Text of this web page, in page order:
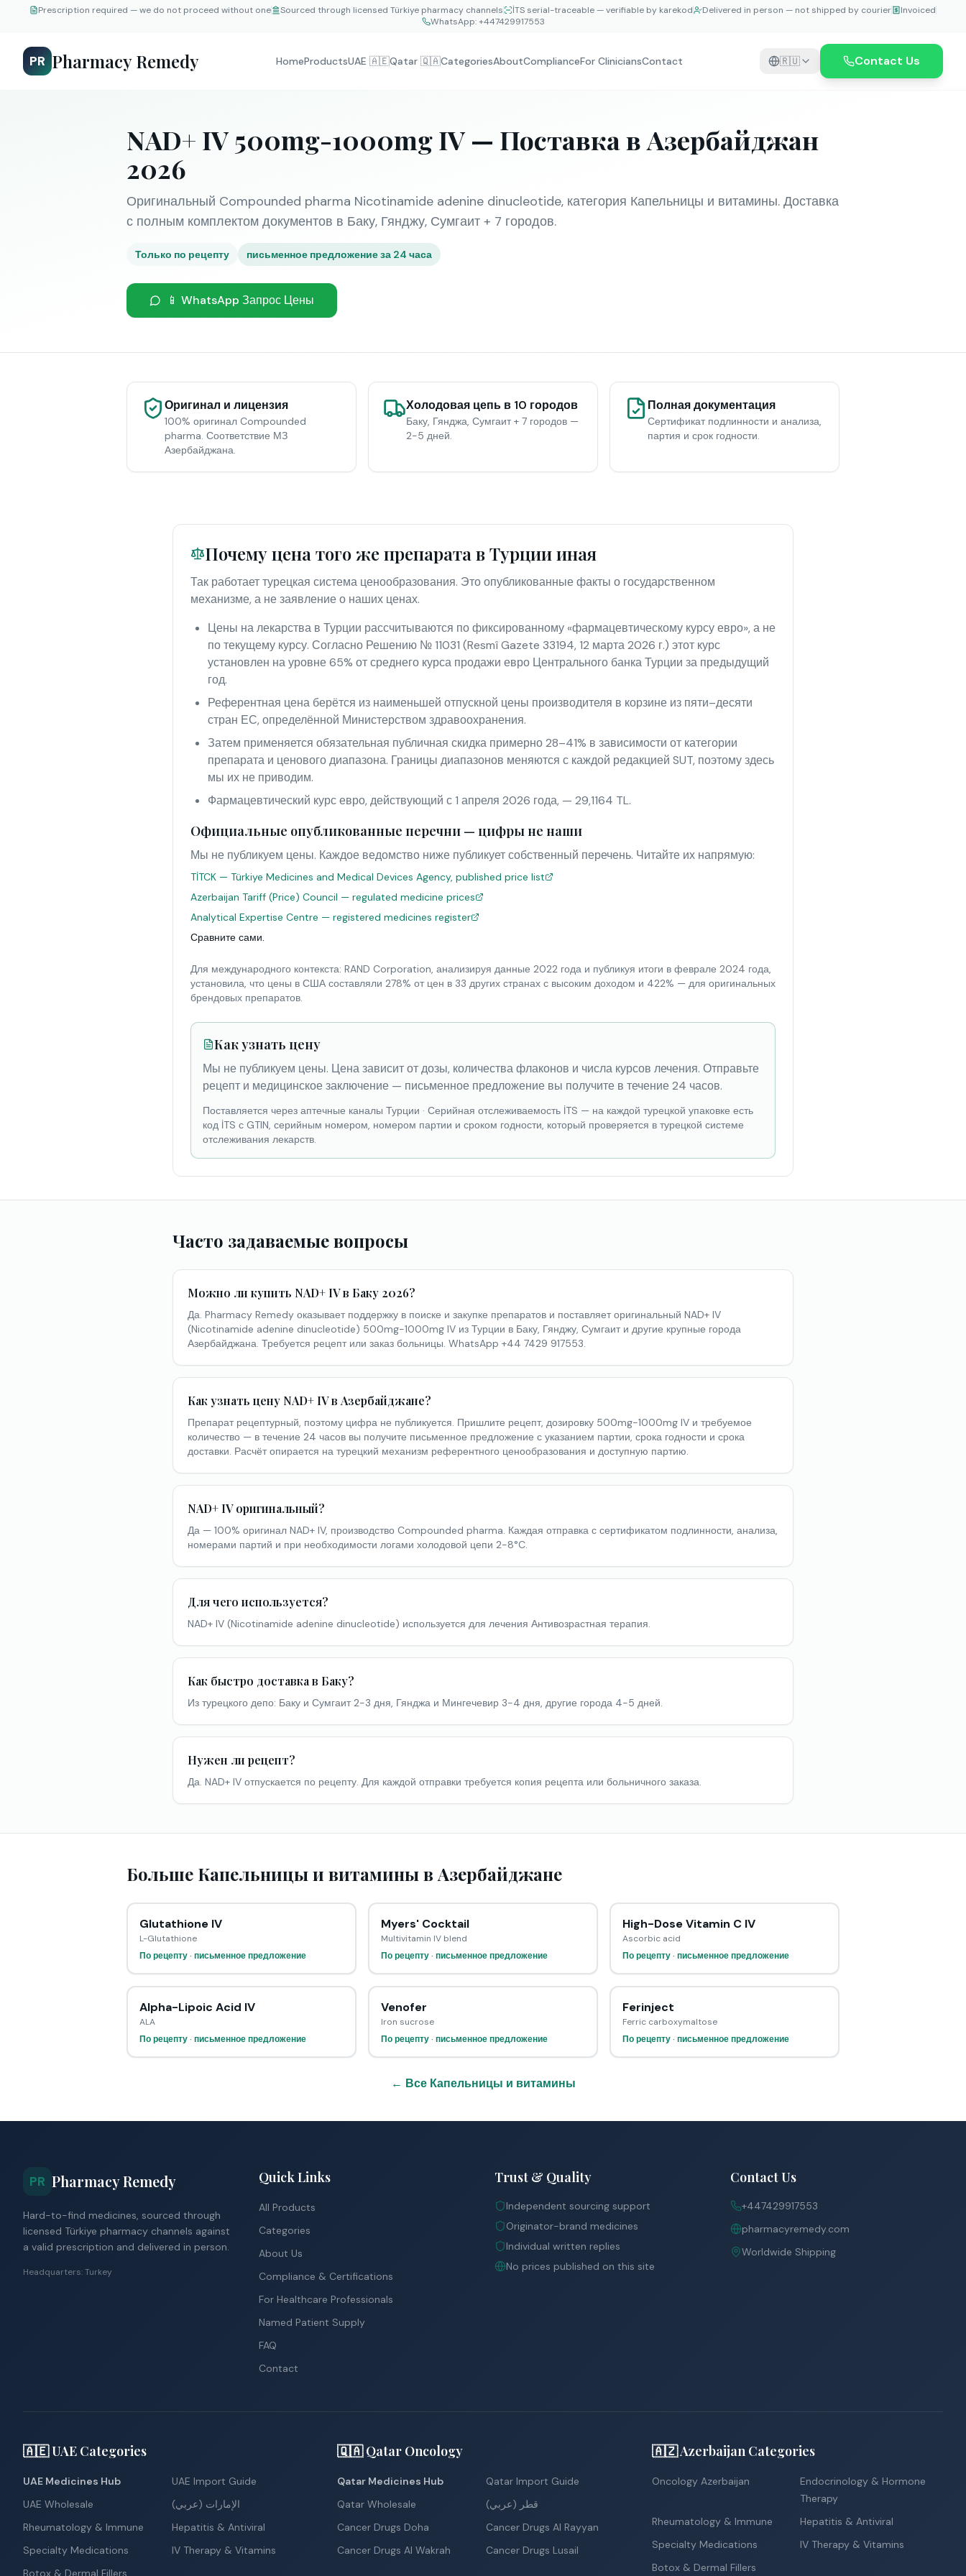
Prescription required — we do not proceed without one Sourced through licensed Türkiye pharmacy channels İTS serial-traceable — verifiable by karekod Delivered in person — not shipped by courier
Invoiced
WhatsApp:+447429917553
PR Pharmacy Remedy HomeProductsUAE 🇦🇪Qatar 🇶🇦CategoriesAboutComplianceFor CliniciansContact 🇷🇺 Contact Us
NAD+ IV 500mg-1000mg IV — Поставка в Азербайджан
2026
Оригинальный Compounded pharma Nicotinamide adenine dinucleotide, категория Капельницы и витамины. Доставка
с полным комплектом документов в Баку, Гянджу, Сумгаит + 7 городов.
Только по рецепту письменное предложение за 24 часа
📱 WhatsApp Запрос Цены
Оригинал и лицензия
100% оригинал Compounded
pharma. Соответствие МЗ
Азербайджана.
Холодовая цепь в 10 городов
Баку, Гянджа, Сумгаит + 7 городов —
2-5 дней.
Полная документация
Сертификат подлинности и анализа,
партия и срок годности.
Почему цена того же препарата в Турции иная
Так работает турецкая система ценообразования. Это опубликованные факты о государственном
механизме, а не заявление о наших ценах.
Цены на лекарства в Турции рассчитываются по фиксированному «фармацевтическому курсу евро», а не
по текущему курсу. Согласно Решению № 11031 (Resmî Gazete 33194, 12 марта 2026 г.) этот курс
установлен на уровне 65% от среднего курса продажи евро Центрального банка Турции за предыдущий
год.
Референтная цена берётся из наименьшей отпускной цены производителя в корзине из пяти–десяти
стран ЕС, определённой Министерством здравоохранения.
Затем применяется обязательная публичная скидка примерно 28–41% в зависимости от категории
препарата и ценового диапазона. Границы диапазонов меняются с каждой редакцией SUT, поэтому здесь
мы их не приводим.
Фармацевтический курс евро, действующий с 1 апреля 2026 года, — 29,1164 TL.
Официальные опубликованные перечни — цифры не наши
Мы не публикуем цены. Каждое ведомство ниже публикует собственный перечень. Читайте их напрямую:
TİTCK — Türkiye Medicines and Medical Devices Agency, published price list
Azerbaijan Tariff (Price) Council — regulated medicine prices
Analytical Expertise Centre — registered medicines register
Сравните сами.
Для международного контекста: RAND Corporation, анализируя данные 2022 года и публикуя итоги в феврале 2024 года,
установила, что цены в США составляли 278% от цен в 33 других странах с высоким доходом и 422% — для оригинальных
брендовых препаратов.
Как узнать цену
Мы не публикуем цены. Цена зависит от дозы, количества флаконов и числа курсов лечения. Отправьте
рецепт и медицинское заключение — письменное предложение вы получите в течение 24 часов.
Поставляется через аптечные каналы Турции · Серийная отслеживаемость İTS — на каждой турецкой упаковке есть
код İTS с GTIN, серийным номером, номером партии и сроком годности, который проверяется в турецкой системе
отслеживания лекарств.
Часто задаваемые вопросы
Можно ли купить NAD+ IV в Баку 2026?
Да. Pharmacy Remedy оказывает поддержку в поиске и закупке препаратов и поставляет оригинальный NAD+ IV
(Nicotinamide adenine dinucleotide) 500mg-1000mg IV из Турции в Баку, Гянджу, Сумгаит и другие крупные города
Азербайджана. Требуется рецепт или заказ больницы. WhatsApp +44 7429 917553.
Как узнать цену NAD+ IV в Азербайджане?
Препарат рецептурный, поэтому цифра не публикуется. Пришлите рецепт, дозировку 500mg-1000mg IV и требуемое
количество — в течение 24 часов вы получите письменное предложение с указанием партии, срока годности и срока
доставки. Расчёт опирается на турецкий механизм референтного ценообразования и доступную партию.
NAD+ IV оригинальный?
Да — 100% оригинал NAD+ IV, производство Compounded pharma. Каждая отправка с сертификатом подлинности, анализа,
номерами партий и при необходимости логами холодовой цепи 2-8°C.
Для чего используется?
NAD+ IV (Nicotinamide adenine dinucleotide) используется для лечения Антивозрастная терапия.
Как быстро доставка в Баку?
Из турецкого депо: Баку и Сумгаит 2-3 дня, Гянджа и Мингечевир 3-4 дня, другие города 4-5 дней.
Нужен ли рецепт?
Да. NAD+ IV отпускается по рецепту. Для каждой отправки требуется копия рецепта или больничного заказа.
Больше Капельницы и витамины в Азербайджане
Glutathione IV
L-Glutathione
По рецепту · письменное предложение
Myers' Cocktail
Multivitamin IV blend
По рецепту · письменное предложение
High-Dose Vitamin C IV
Ascorbic acid
По рецепту · письменное предложение
Alpha-Lipoic Acid IV
ALA
По рецепту · письменное предложение
Venofer
Iron sucrose
По рецепту · письменное предложение
Ferinject
Ferric carboxymaltose
По рецепту · письменное предложение
← Все Капельницы и витамины
PR Pharmacy Remedy
Hard-to-find medicines, sourced through
licensed Türkiye pharmacy channels against
a valid prescription and delivered in person.
Headquarters: Turkey
Quick Links
All Products
Categories
About Us
Compliance & Certifications
For Healthcare Professionals
Named Patient Supply
FAQ
Contact
Trust & Quality
Independent sourcing support
Originator-brand medicines
Individual written replies
No prices published on this site
Contact Us
+447429917553
pharmacyremedy.com
Worldwide Shipping
🇦🇪 UAE Categories
UAE Medicines Hub
UAE Import Guide
UAE Wholesale
الإمارات (عربي)
Rheumatology & Immune
Hepatitis & Antiviral
Specialty Medications
IV Therapy & Vitamins
Botox & Dermal Fillers
🇶🇦 Qatar Oncology
Qatar Medicines Hub
Qatar Import Guide
Qatar Wholesale
قطر (عربي)
Cancer Drugs Doha
Cancer Drugs Al Rayyan
Cancer Drugs Al Wakrah
Cancer Drugs Lusail
🇦🇿 Azerbaijan Categories
Oncology Azerbaijan
Endocrinology & Hormone
Therapy
Rheumatology & Immune
Hepatitis & Antiviral
Specialty Medications
IV Therapy & Vitamins
Botox & Dermal Fillers